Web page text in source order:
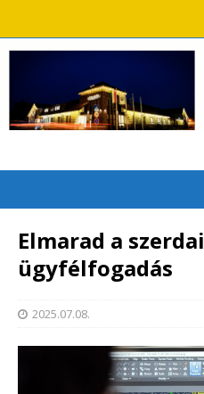
Elmarad a
ügyfélfogadás
2025.07.08.